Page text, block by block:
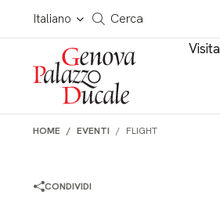
Salta al contenuto
Italiano
Cerca in tutto il sito
Cerca
Visita
HOME EVENTI FLIGHT
CONDIVIDI